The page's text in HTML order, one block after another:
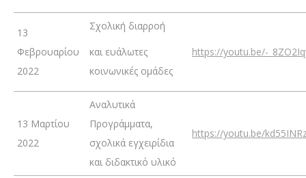
13
Φεβρουαρίου
2022
Σχολική διαρροή
και ευάλωτες
κοινωνικές ομάδες
https://youtu.be/-
13 Μαρτίου
2022
Αναλυτικά
Προγράμματα,
σχολικά εγχειρίδια
και διδακτικό υλικό
https://youtu.be/